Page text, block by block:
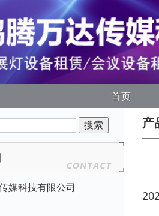
首页
媒科技有限公司
产